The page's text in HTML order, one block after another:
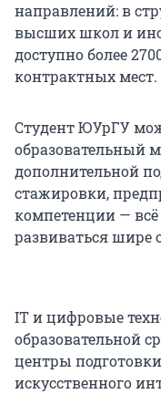
направлений: в
высших школ и
доступно более
контрактных мест.
Студент ЮУрГУ
образовательный
дополнительной
стажировки,
компетенции — всё
развиваться шире
IT и цифровые
образовательной
центры
искусственного